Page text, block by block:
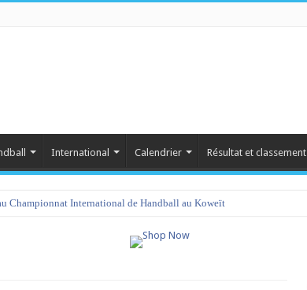
International Calendrier Résultat et classement
Championnat International de Handball au Koweït